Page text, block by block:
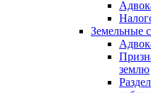
Земельные
землю